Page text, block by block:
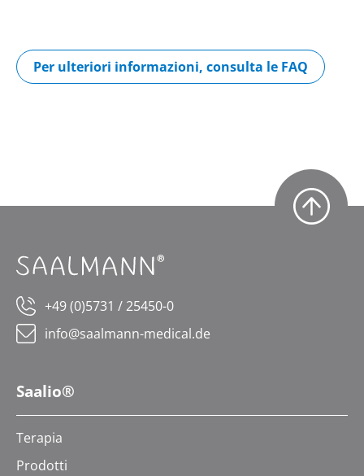
Per ulteriori informazioni, consulta le FAQ
+49 (0)5731 / 25450-0
info@saalmann-medical.de
Saalio®
Terapia
Prodotti